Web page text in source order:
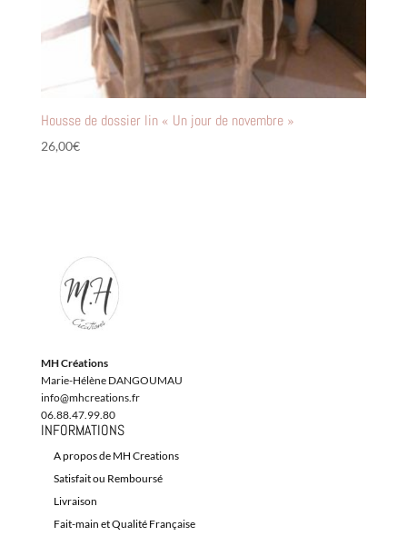
Housse de dossier lin « Un jour de novembre »
26,00€
MH Créations
Marie-Hélène DANGOUMAU
info@mhcreations.fr
06.88.47.99.80
INFORMATIONS
A propos de MH Creations
Satisfait ou Remboursé
Livraison
Fait-main et Qualité Française